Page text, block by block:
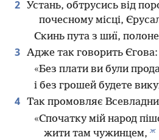
2 Устань, обтрусись від
почесному місці,
Скинь пута з шиї,
3 Адже так говорить Єгова:
«Без плати ви були
і без грошей будете
4 Так промовляє
«Спочатку мій народ
жити там чужинцем, ж